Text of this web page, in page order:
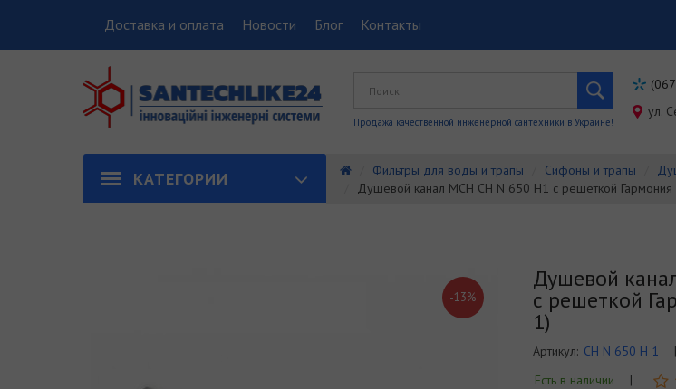
Доставка и оплата Новости Блог Контакты
Продажа качественной инженерной сантехники в Украине!
ул.
КАТЕГОРИИ Фильтры для воды и трапы Сифоны и трапы
Душевой канал MCH CH N 650 H1 с решеткой Гармония
-13%
Душевой
с решеткой
1)
Артикул: CH N 650 H 1 |
Есть в наличии
|